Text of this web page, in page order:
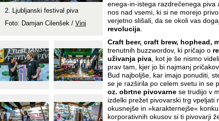
enega-in-istega razdrečenega piva
nos nad vsemi, ki si ne morejo
verjetno slišali, da se okoli vas
revolucija.
Craft beer, craft brew, hophead,
trenutnih buzzwordov, ki pričajo o
uživanja piva, kot je še nismo
prav tam, kjer jo bi najmanj
Bud najboljše, kar imajo ponuditi,
se je razširila po celem svetu in se
oz. obrtne pivovarne se trudijo v
izdelki prežet pivovarski trg vpeljati
okusnejše in »karakternejše«
korporativnih okusov si ti pivovarji
2. Ljubljanski festival piva
Foto: Damjan Cilenšek / Vini